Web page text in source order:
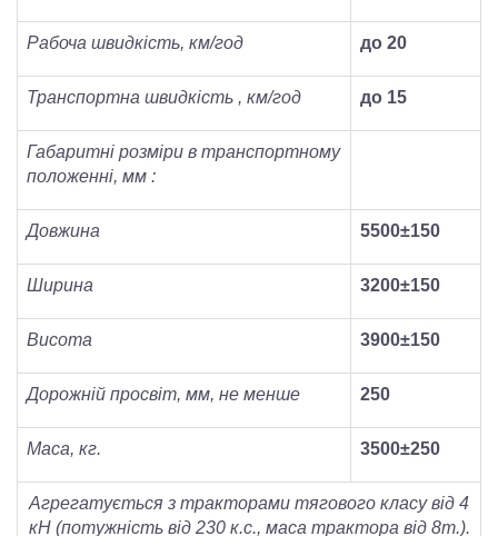
Рабоча швидкість, км/год до 20
Транспортна швидкість , км/год до 15
Габаритні розміри в транспортному
положенні, мм :
Довжина 5500±150
Ширина 3200±150
Висота 3900±150
Дорожній просвіт, мм, не менше 250
Маса, кг. 3500±250
Агрегатується з тракторами тягового класу від 4
кН (потужність від 230 к.с., маса трактора від 8т.).